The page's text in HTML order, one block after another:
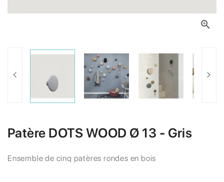

Patère DOTS WOOD Ø 13 - Gris
Ensemble de cinq patères rondes en bois